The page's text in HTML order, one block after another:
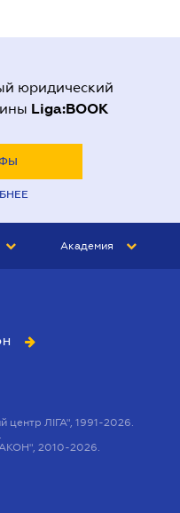
юридический
Liga:BOOK
Академия
центр ЛІГА", 1991-2026.
2010-2026.